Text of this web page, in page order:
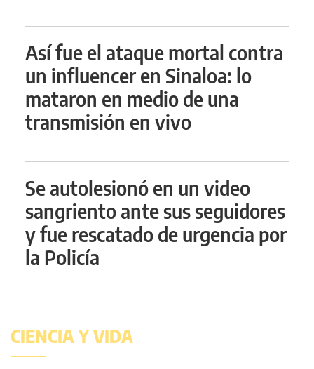
Así fue el ataque mortal contra
un influencer en Sinaloa: lo
mataron en medio de una
transmisión en vivo
Se autolesionó en un video
sangriento ante sus seguidores
y fue rescatado de urgencia por
la Policía
CIENCIA Y VIDA